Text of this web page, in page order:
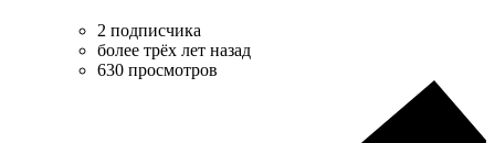
2 подписчика
более трёх лет назад
630 просмотров